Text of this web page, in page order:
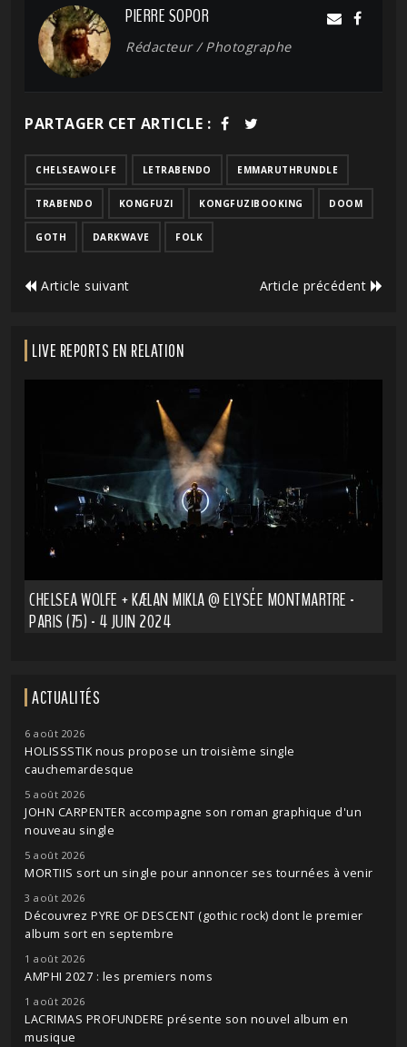
PIERRE SOPOR
Rédacteur / Photographe
PARTAGER CET ARTICLE :
CHELSEAWOLFE LETRABENDO EMMARUTHRUNDLE
TRABENDO KONGFUZI KONGFUZIBOOKING DOOM
GOTH DARKWAVE FOLK
Article suivant Article précédent
LIVE REPORTS EN RELATION
CHELSEA WOLFE + KÆLAN MIKLA @ ELYSÉE MONTMARTRE -
PARIS (75) - 4 JUIN 2024
ACTUALITÉS
6 août 2026
HOLISSSTIK nous propose un troisième single
cauchemardesque
5 août 2026
JOHN CARPENTER accompagne son roman graphique d'un
nouveau single
5 août 2026
MORTIIS sort un single pour annoncer ses tournées à venir
3 août 2026
Découvrez PYRE OF DESCENT (gothic rock) dont le premier
album sort en septembre
1 août 2026
AMPHI 2027 : les premiers noms
1 août 2026
LACRIMAS PROFUNDERE présente son nouvel album en
musique